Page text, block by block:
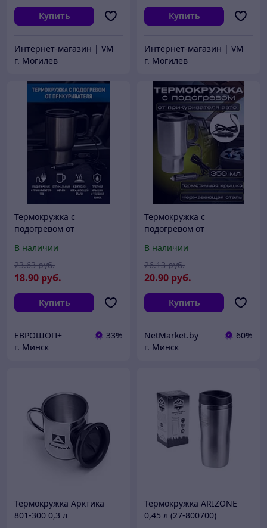
Купить
Интернет-магазин | VM
г. Могилев
Купить
Интернет-магазин | VM
г. Могилев
Термокружка c
подогревом от
Travel Mug 450 мл
В наличии
18.90 руб.
23.63 руб.
Купить
ЕВРОШОП+
33%
г. Минск
Термокружка c
подогревом от
Travel Mug 450 мл
В наличии
20.90 руб.
26.13 руб.
Купить
NetMarket.by
60%
г. Минск
Термокружка Арктика
801-300 0,3 л
Термокружка ARIZONE
0,45 л (27-800700)